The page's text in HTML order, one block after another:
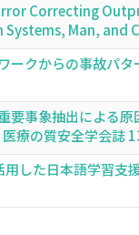
Correcting
Man, and
ークからの事故パ
要事象抽出による原
療の質安全学会誌
用した日本語学習